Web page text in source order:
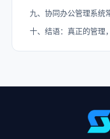
九、协同办公管理系统
十、结语：真正的管理